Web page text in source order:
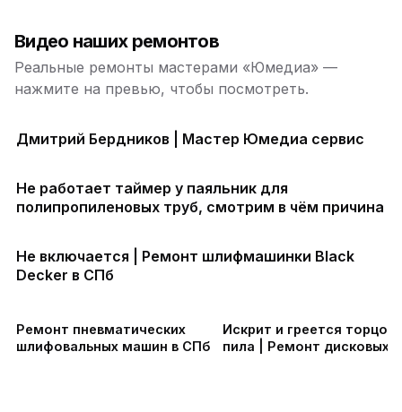
Видео наших ремонтов
Реальные ремонты мастерами «Юмедиа» —
нажмите на превью, чтобы посмотреть.
Дмитрий Бердников | Мастер Юмедиа сервис
Не работает таймер у паяльник для
полипропиленовых труб, смотрим в чём причина
Не включается | Ремонт шлифмашинки Black
Decker в СПб
Ремонт пневматических
шлифовальных машин в СПб
Искрит и греется
пила | Ремонт дисковых